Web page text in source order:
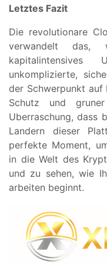
Letztes Fazit
Die revolutionare
verwandelt das,
unkomplizierte,
der Schwerpunkt auf
Schutz und
Uberraschung, dass
Landern dieser
perfekte Moment,
in die Welt des
und zu sehen, wie
arbeiten beginnt.